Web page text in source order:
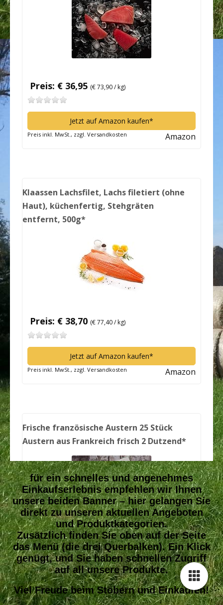
für ein schnelles und angenehmes
Einkaufserlebnis empfehlen wir Ihnen
unsere beiden Banner – hier gelangen Sie
direkt zu unseren aktuellen Angeboten
und Produktkategorien.
Zusätzlich finden Sie oben auf der Seite
das Menü (die drei Querbalken). Ein Klick
genügt, und Sie haben schnellen Zugriff
auf all unsere Produkte.
Viel Freude beim Stöbern und Einkaufen!